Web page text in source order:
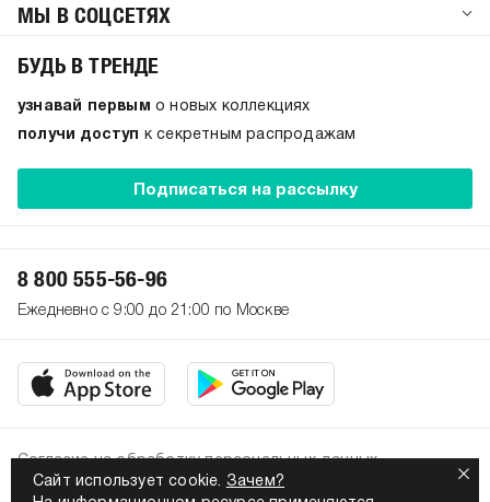
Сайт использует cookie. Зачем?
МЫ В СОЦСЕТЯХ
БУДЬ В ТРЕНДЕ
узнавай первым о новых коллекциях
получи доступ к секретным распродажам
Подписаться на рассылку
8 800 555-56-96
Ежедневно с 9:00 до 21:00 по Москве
Политика конфиденциальности
Согласие на обработку персональных данных